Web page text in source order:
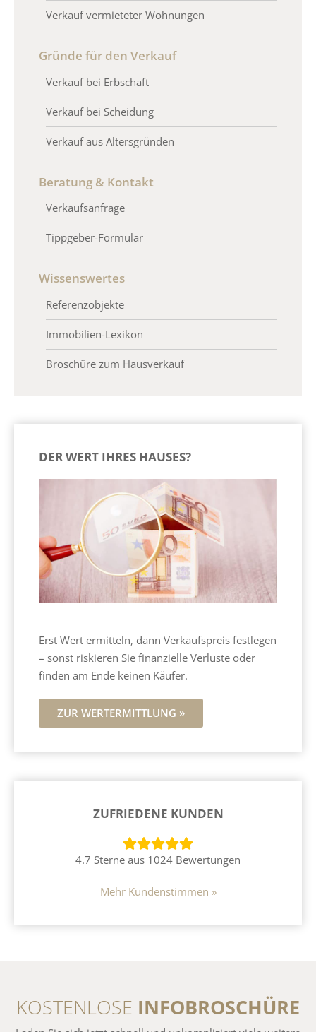
Verkauf vermieteter Wohnungen
Gründe für den Verkauf
Verkauf bei Erbschaft
Verkauf bei Scheidung
Verkauf aus Altersgründen
Beratung & Kontakt
Verkaufsanfrage
Tippgeber-Formular
Wissenswertes
Referenzobjekte
Immobilien-Lexikon
Broschüre zum Hausverkauf
DER WERT IHRES HAUSES?
Erst Wert ermitteln, dann Verkaufspreis festlegen
– sonst riskieren Sie finanzielle Verluste oder
finden am Ende keinen Käufer.
ZUR WERTERMITTLUNG »
ZUFRIEDENE KUNDEN
4.7 Sterne aus 1024 Bewertungen
Mehr Kundenstimmen »
KOSTENLOSE INFOBROSCHÜRE